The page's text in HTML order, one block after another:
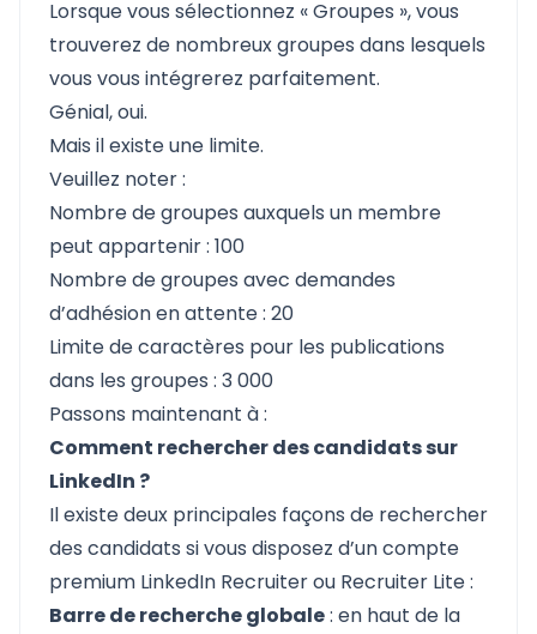
Lorsque vous sélectionnez « Groupes », vous
trouverez de nombreux groupes dans lesquels
vous vous intégrerez parfaitement.
Génial, oui.
Mais il existe une limite.
Veuillez noter :
Nombre de groupes auxquels un membre
peut appartenir : 100
Nombre de groupes avec demandes
d’adhésion en attente : 20
Limite de caractères pour les publications
dans les groupes : 3 000
Passons maintenant à :
Comment rechercher des candidats sur
LinkedIn ?
Il existe deux principales façons de rechercher
des candidats si vous disposez d’uncompte
premium LinkedIn Recruiter ou Recruiter Lite :
Barre de recherche globale: en haut de la